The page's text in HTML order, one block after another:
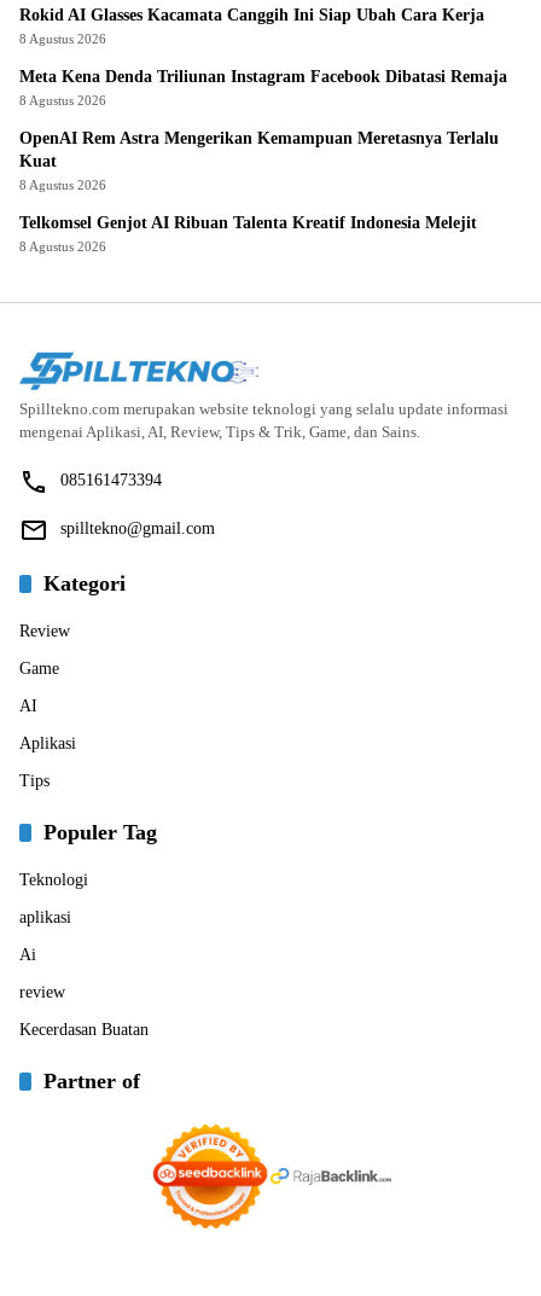
Rokid AI Glasses Kacamata Canggih Ini Siap Ubah Cara Kerja
8 Agustus 2026
Meta Kena Denda Triliunan Instagram Facebook Dibatasi Remaja
8 Agustus 2026
OpenAI Rem Astra Mengerikan Kemampuan Meretasnya Terlalu
Kuat
8 Agustus 2026
Telkomsel Genjot AI Ribuan Talenta Kreatif Indonesia Melejit
8 Agustus 2026
Spilltekno.com merupakan website teknologi yang selalu update informasi
mengenai Aplikasi, AI, Review, Tips & Trik, Game, dan Sains.
085161473394
spilltekno@gmail.com
Kategori
Review
Game
AI
Aplikasi
Tips
Populer Tag
Teknologi
aplikasi
Ai
review
Kecerdasan Buatan
Partner of